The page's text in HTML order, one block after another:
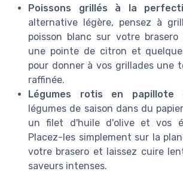
Poissons grillés à la
alternative légère, pensez à
poisson blanc sur votre
une pointe de citron et
pour donner à vos grillades une
raffinée.
Légumes rotis en papillote
légumes de saison dans du
un filet d'huile d'olive et vos
Placez-les simplement sur la
votre brasero et laissez cuire
saveurs intenses.